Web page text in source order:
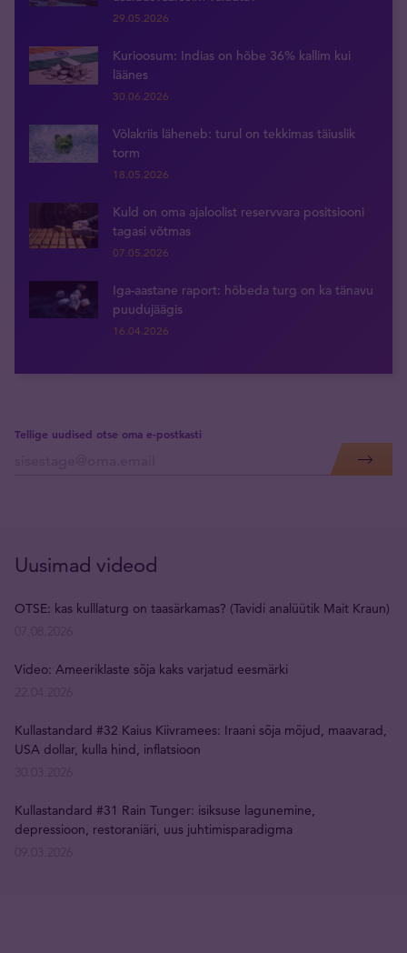
29.05.2026
Kurioosum: Indias on hõbe 36% kallim kui
läänes
30.06.2026
Võlakriis läheneb: turul on tekkimas täiuslik
torm
18.05.2026
Kuld on oma ajaloolist reservvara positsiooni
tagasi võtmas
07.05.2026
Iga-aastane raport: hõbeda turg on ka tänavu
puudujäägis
16.04.2026
Tellige uudised otse oma e-postkasti
Uusimad videod
OTSE: kas kulllaturg on taasärkamas? (Tavidi analüütik Mait Kraun)
Video: Ameeriklaste sõja kaks varjatud eesmärki
Kullastandard #32 Kaius Kiivramees: Iraani sõja mõjud, maavarad,
USA dollar, kulla hind, inflatsioon
Kullastandard #31 Rain Tunger: isiksuse lagunemine,
depressioon, restoraniäri, uus juhtimisparadigma